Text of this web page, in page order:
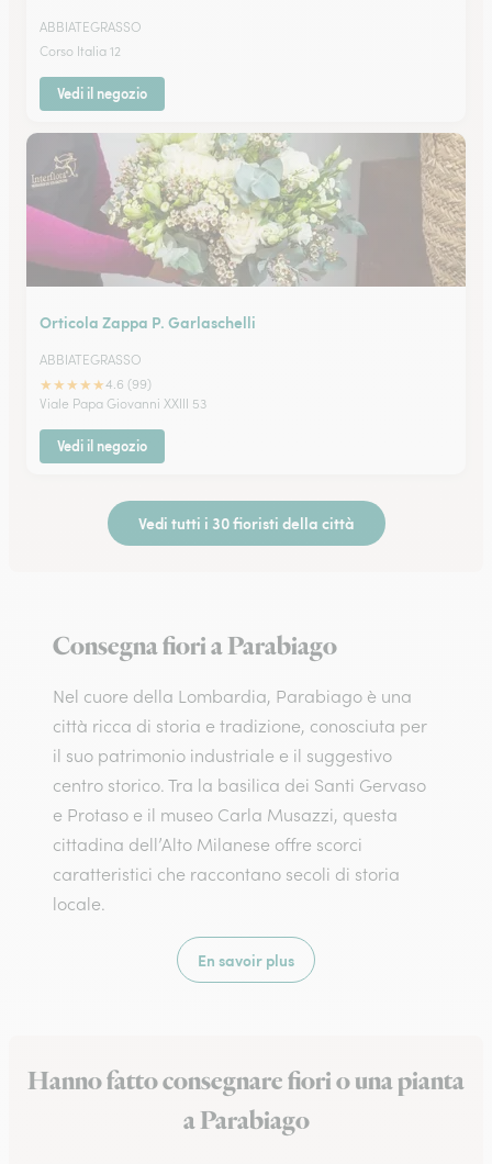
ABBIATEGRASSO
Corso Italia 12
Vedi il negozio
Orticola Zappa P. Garlaschelli
ABBIATEGRASSO
★★★★★4.6 (99)
Viale Papa Giovanni XXIII 53
Vedi il negozio
Vedi tutti i 30 fioristi della città
Consegna fiori a Parabiago
Nel cuore della Lombardia, Parabiago è una
città ricca di storia e tradizione, conosciuta per
il suo patrimonio industriale e il suggestivo
centro storico. Tra la basilica dei Santi Gervaso
e Protaso e il museo Carla Musazzi, questa
cittadina dell’Alto Milanese offre scorci
caratteristici che raccontano secoli di storia
locale.
En savoir plus
Hanno fatto consegnare fiori o una pianta
a Parabiago